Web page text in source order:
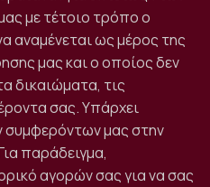
με τέτοιο τρόπο ο
αναμένεται ως μέρος της
μας και ο οποίος δεν
δικαιώματα, τις
σας. Υπάρχει
συμφερόντων μας στην
παράδειγμα,
αγορών σας για να σας